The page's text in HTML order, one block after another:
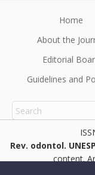
Home
About the
Editorial
Guidelines and
Rev. odontol. UNESP
content.